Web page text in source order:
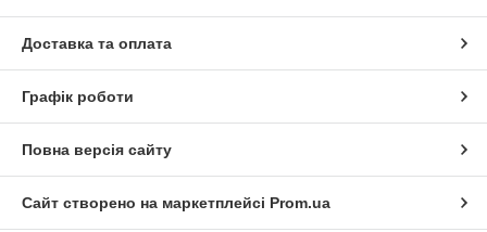
Доставка та оплата
Графік роботи
Повна версія сайту
Сайт створено на маркетплейсі Prom.ua